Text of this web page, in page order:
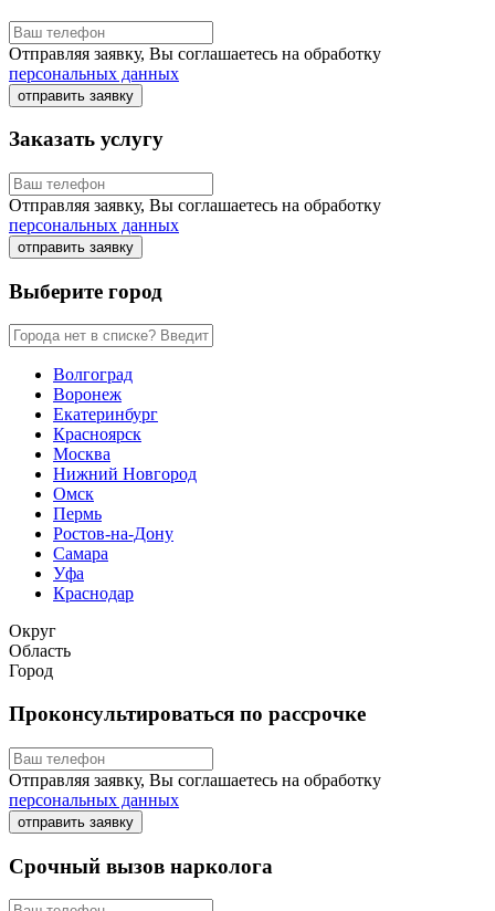
Отправляя заявку, Вы соглашаетесь на обработку
персональных данных
отправить заявку
Заказать услугу
Отправляя заявку, Вы соглашаетесь на обработку
персональных данных
отправить заявку
Выберите город
Волгоград
Воронеж
Екатеринбург
Красноярск
Москва
Нижний Новгород
Омск
Пермь
Ростов-на-Дону
Самара
Уфа
Краснодар
Округ
Область
Город
Проконсультироваться по рассрочке
Отправляя заявку, Вы соглашаетесь на обработку
персональных данных
отправить заявку
Срочный вызов нарколога